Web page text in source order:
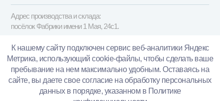
Адрес производства и склада:
посёлок Фабрики имени 1 Мая, 24с1.
+7 (495) 223-35-05
К нашему сайту подключен сервис веб-аналитики Яндекс
Метрика, использующий cookie-файлы, чтобы сделать ваше
пребывание на нем максимально удобным. Оставаясь на
сайте, вы даете свое согласие на обработку персональных
данных в порядке, указанном в Политике